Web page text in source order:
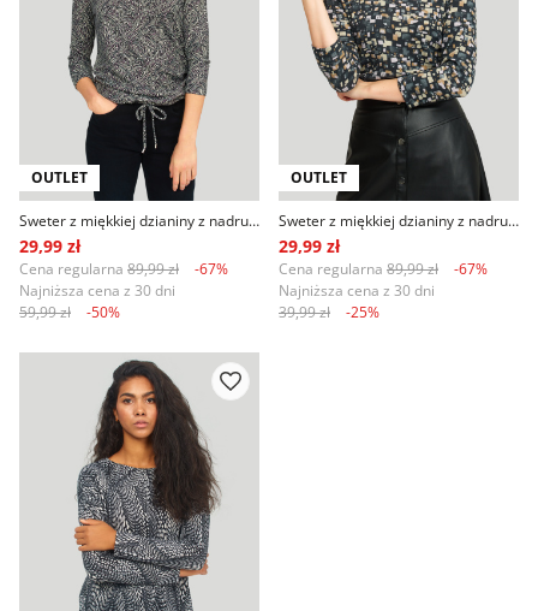
OUTLET
Sweter z miękkiej dzianiny z nadrukiem
29,99 zł
Cena regularna 89,99 zł
-67%
Najniższa cena z 30 dni
59,99 zł
-50%
OUTLET
Sweter z miękkiej dzianiny z nadrukiem, czarno-beżowy
29,99 zł
Cena regularna 89,99 zł
-67%
Najniższa cena z 30 dni
39,99 zł
-25%